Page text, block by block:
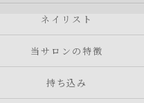
ネイリスト
当サロンの特徴
持ち込み